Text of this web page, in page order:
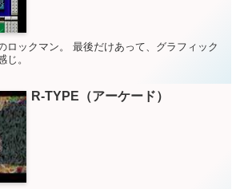
ロックマン。 最後だけあって、グラフィック
じ。
R-TYPE（アーケード）